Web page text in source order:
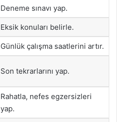
Deneme sınavı yap.
Eksik konuları belirle.
Günlük çalışma saatlerini artır.
Son tekrarlarını yap.
Rahatla, nefes egzersizleri
yap.